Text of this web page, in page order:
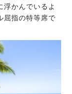
浮かんでいるよ
屈指の特等席で